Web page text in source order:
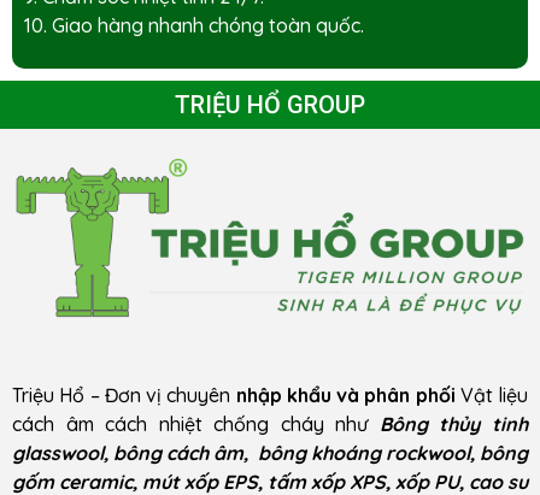
10. Giao hàng nhanh chóng toàn quốc.
TRIỆU HỔ GROUP
Triệu Hổ – Đơn vị chuyên nhập khẩu và phân phối Vật liệu
cách âm cách nhiệt chống cháy như Bông thủy tinh
glasswool, bông cách âm, bông khoáng rockwool, bông
gốm ceramic, mút xốp EPS, tấm xốp XPS, xốp PU, cao su